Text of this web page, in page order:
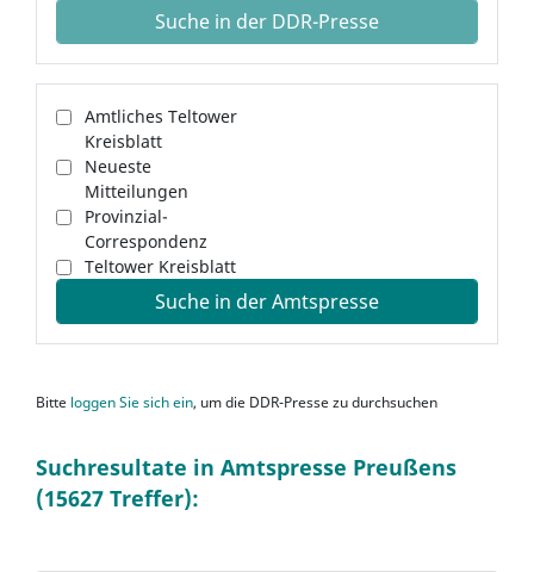
Suche in der DDR-Presse
Amtliches Teltower
Kreisblatt
Neueste
Mitteilungen
Provinzial-
Correspondenz
Teltower Kreisblatt
Suche in der Amtspresse
Bitte loggen Sie sich ein, um die DDR-Presse zu durchsuchen
Suchresultate in Amtspresse Preußens
(15627 Treffer):